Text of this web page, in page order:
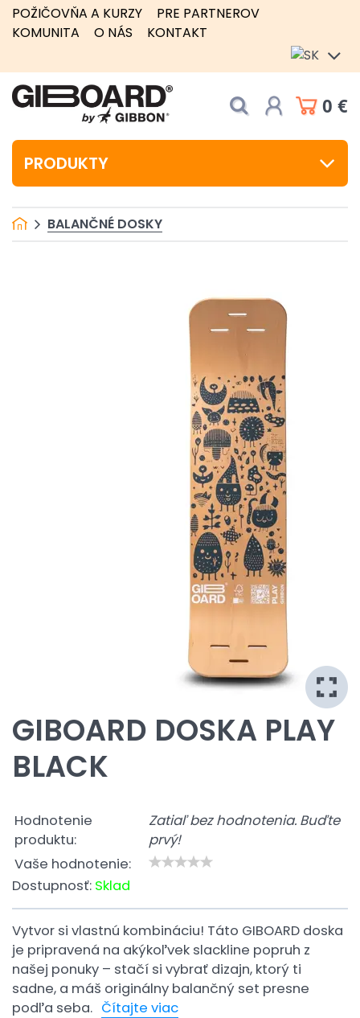
POŽIČOVŇA A KURZY
PRE PARTNEROV
KOMUNITA
O NÁS KONTAKT
0 €
PRODUKTY
BALANČNÉ DOSKY
GIBOARD DOSKA PLAY
BLACK
Hodnotenie
produktu:
Zatiaľ bez hodnotenia. Buďte
prvý!
Vaše hodnotenie:
Dostupnosť: Sklad
Vytvor si vlastnú kombináciu! Táto GIBOARD doska
je pripravená na akýkoľvek slackline popruh z
našej ponuky – stačí si vybrať dizajn, ktorý ti
sadne, a máš originálny balančný set presne
podľa seba. Čítajte viac